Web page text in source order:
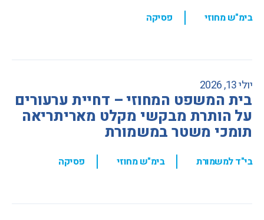
בימ"ש מחוזי , פסיקה
יולי 13, 2026
בית המשפט המחוזי – דחיית ערעורים
על הותרת מבקשי מקלט מאריתריאה
תומכי משטר במשמורת
בי"ד למשמורת בימ"ש מחוזי , פסיקה